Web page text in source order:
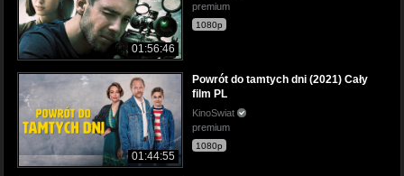
01:56:46
premium
1080p
01:44:55
Powrót do tamtych dni (2021) Cały
film PL
KinoSwiat
premium
1080p